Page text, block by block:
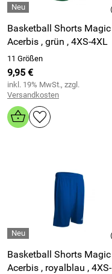
Basketball Shorts Magic v.
Acerbis , grün , 4XS-4XL
11 Größen
9,95 €
inkl. 19% MwSt., zzgl.
Versandkosten
Basketball Shorts Magic v.
Acerbis , royalblau , 4XS-